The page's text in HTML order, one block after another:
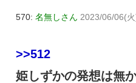
570: 名無しさん 2023/06/06(
>>512
姫しずかの発想は無